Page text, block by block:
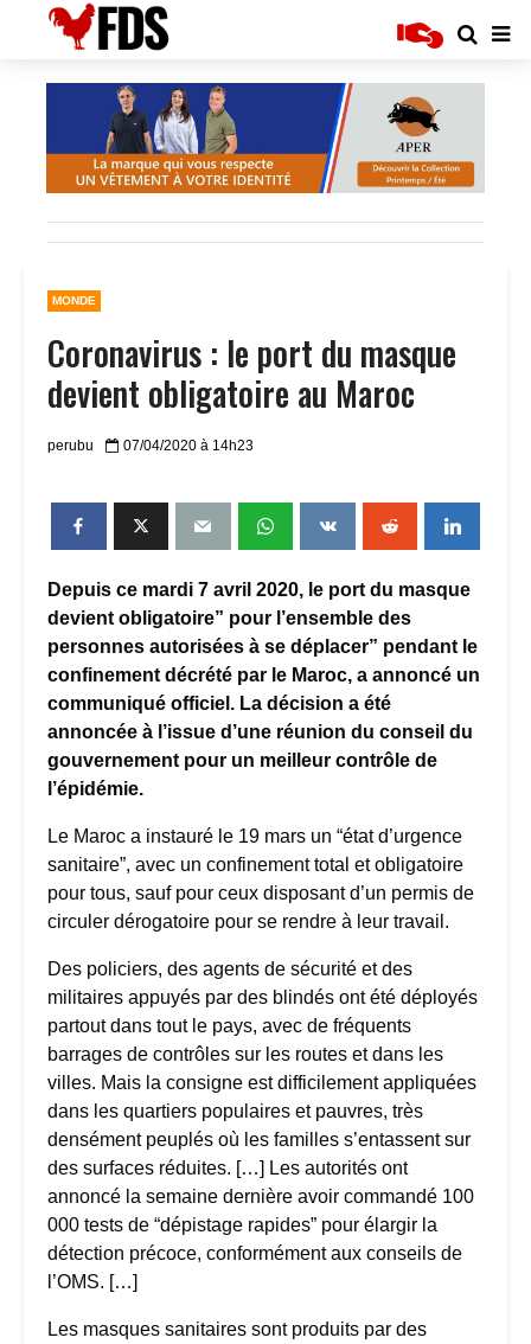
MONDE
Coronavirus : le port du masque
devient obligatoire au Maroc
perubu 07/04/2020 à 14h23
Depuis ce mardi 7 avril 2020, le port du masque
devient obligatoire” pour l’ensemble des
personnes autorisées à se déplacer” pendant le
confinement décrété par le Maroc, a annoncé un
communiqué officiel. La décision a été
annoncée à l’issue d’une réunion du conseil du
gouvernement pour un meilleur contrôle de
l’épidémie.
Le Maroc a instauré le 19 mars un “état d’urgence
sanitaire”, avec un confinement total et obligatoire
pour tous, sauf pour ceux disposant d’un permis de
circuler dérogatoire pour se rendre à leur travail.
Des policiers, des agents de sécurité et des
militaires appuyés par des blindés ont été déployés
partout dans tout le pays, avec de fréquents
barrages de contrôles sur les routes et dans les
villes. Mais la consigne est difficilement appliquées
dans les quartiers populaires et pauvres, très
densément peuplés où les familles s’entassent sur
des surfaces réduites. […] Les autorités ont
annoncé la semaine dernière avoir commandé 100
000 tests de “dépistage rapides” pour élargir la
détection précoce, conformément aux conseils de
l’OMS. […]
Les masques sanitaires sont produits par des